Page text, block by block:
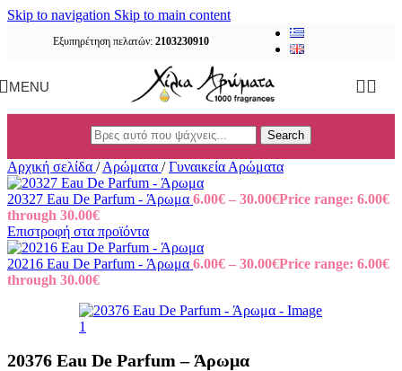
Skip to navigation Skip to main content
Εξυπηρέτηση πελατών: 2103230910
MENU
Search
Αρχική σελίδα / Αρώματα / Γυναικεία Αρώματα
20327 Eau De Parfum - Άρωμα 6.00€ – 30.00€Price range: 6.00€
through 30.00€
Επιστροφή στα προϊόντα
20216 Eau De Parfum - Άρωμα 6.00€ – 30.00€Price range: 6.00€
through 30.00€
20376 Eau De Parfum – Άρωμα